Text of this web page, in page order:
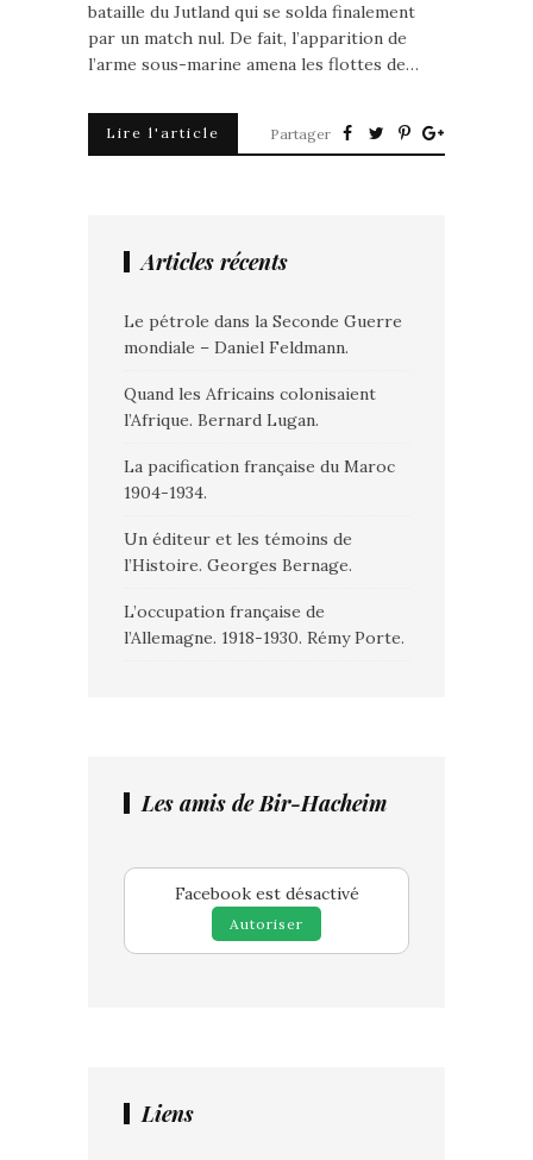
bataille du Jutland qui se solda finalement
par un match nul. De fait, l’apparition de
l’arme sous-marine amena les flottes de…
Lire l'article Partager
Articles récents
Le pétrole dans la Seconde Guerre
mondiale – Daniel Feldmann.
Quand les Africains colonisaient
l’Afrique. Bernard Lugan.
La pacification française du Maroc
1904-1934.
Un éditeur et les témoins de
l’Histoire. Georges Bernage.
L’occupation française de
l’Allemagne. 1918-1930. Rémy Porte.
Les amis de Bir-Hacheim
Facebook est désactivé
Autoriser
Liens